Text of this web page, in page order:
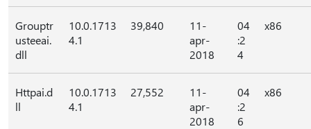
Grouptr
usteeai.
dll
10.0.1713
4.1
39,840
11-
apr-
2018
04
:2
4
x86
Httpai.d
ll
10.0.1713
4.1
27,552
11-
apr-
2018
04
:2
6
x86